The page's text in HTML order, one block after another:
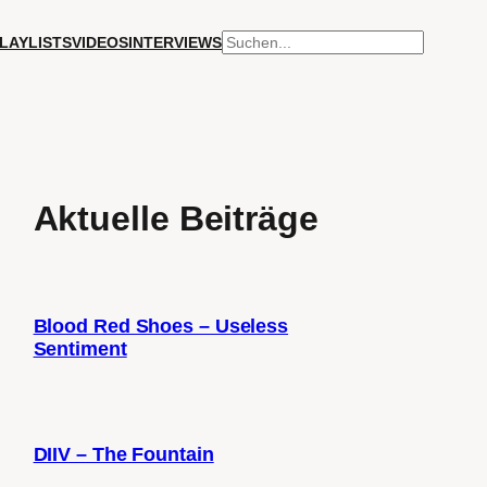
VIDEOSINTERVIEWSSUCHEN
Aktuelle Beiträge
Blood Red Shoes – Useless
Sentiment
DIIV – The Fountain